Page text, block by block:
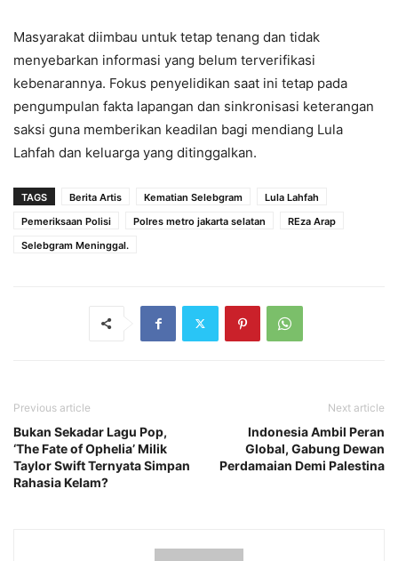
Masyarakat diimbau untuk tetap tenang dan tidak
menyebarkan informasi yang belum terverifikasi
kebenarannya. Fokus penyelidikan saat ini tetap pada
pengumpulan fakta lapangan dan sinkronisasi keterangan
saksi guna memberikan keadilan bagi mendiang Lula
Lahfah dan keluarga yang ditinggalkan.
TAGS Berita Artis Kematian Selebgram
Lula Lahfah
Pemeriksaan Polisi
Polres metro jakarta selatan
REza Arap
Selebgram Meninggal.
Previous article
Bukan Sekadar Lagu Pop,
‘The Fate of Ophelia’ Milik
Taylor Swift Ternyata Simpan
Rahasia Kelam?
Next article
Indonesia Ambil Peran
Global, Gabung Dewan
Perdamaian Demi Palestina